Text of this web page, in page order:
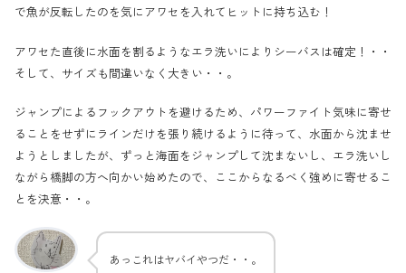
で魚が反転したのを気にアワセを入れてヒットに持ち込む！
アワセた直後に水面を割るようなエラ洗いによりシーバスは確定！・・
そして、サイズも間違いなく大きい・・。
ジャンプによるフックアウトを避けるため、パワーファイト気味に寄せ
ることをせずにラインだけを張り続けるように待って、水面から沈ませ
ようとしましたが、ずっと海面をジャンプして沈まないし、エラ洗いし
ながら橋脚の方へ向かい始めたので、ここからなるべく強めに寄せるこ
とを決意・・。
あっこれはヤバイやつだ・・。